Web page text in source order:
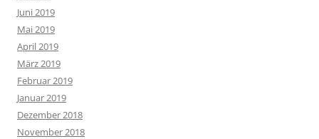
Juni 2019
Mai 2019
April 2019
März 2019
Februar 2019
Januar 2019
Dezember 2018
November 2018